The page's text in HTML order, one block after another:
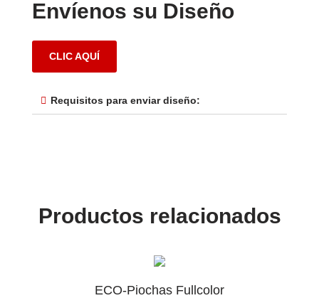
Envíenos su Diseño
CLIC AQUÍ
Requisitos para enviar diseño:
Productos relacionados
ECO-Piochas Fullcolor